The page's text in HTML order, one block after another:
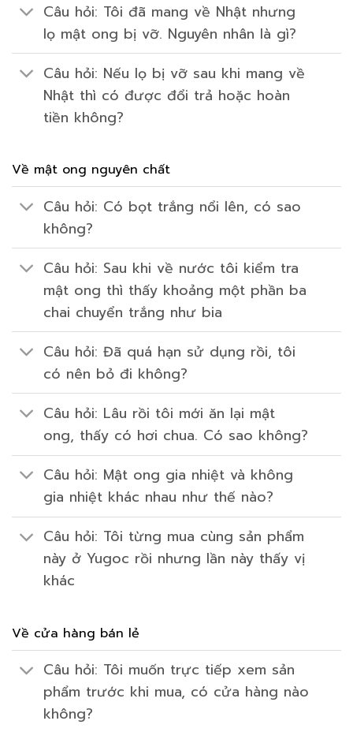
Câu hỏi: Tôi đã mang về Nhật nhưng
lọ mật ong bị vỡ. Nguyên nhân là gì?
Câu hỏi: Nếu lọ bị vỡ sau khi mang về
Nhật thì có được đổi trả hoặc hoàn
tiền không?
Về mật ong nguyên chất
Câu hỏi: Có bọt trắng nổi lên, có sao
không?
Câu hỏi: Sau khi về nước tôi kiểm tra
mật ong thì thấy khoảng một phần ba
chai chuyển trắng như bia
Câu hỏi: Đã quá hạn sử dụng rồi, tôi
có nên bỏ đi không?
Câu hỏi: Lâu rồi tôi mới ăn lại mật
ong, thấy có hơi chua. Có sao không?
Câu hỏi: Mật ong gia nhiệt và không
gia nhiệt khác nhau như thế nào?
Câu hỏi: Tôi từng mua cùng sản phẩm
này ở Yugoc rồi nhưng lần này thấy vị
khác
Về cửa hàng bán lẻ
Câu hỏi: Tôi muốn trực tiếp xem sản
phẩm trước khi mua, có cửa hàng nào
không?